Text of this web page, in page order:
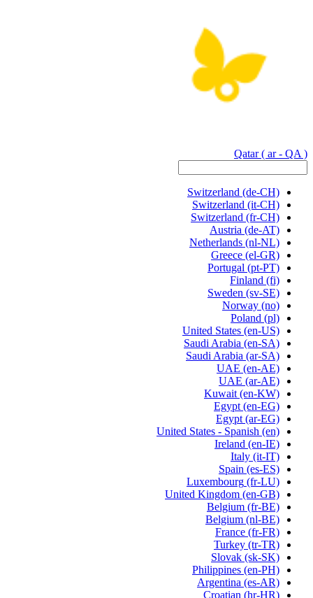
Qatar ( ar - QA )
Switzerland (de-CH)
Switzerland (it-CH)
Switzerland (fr-CH)
Austria (de-AT)
Netherlands (nl-NL)
Greece (el-GR)
Portugal (pt-PT)
Finland (fi)
Sweden (sv-SE)
Norway (no)
Poland (pl)
United States (en-US)
Saudi Arabia (en-SA)
Saudi Arabia (ar-SA)
UAE (en-AE)
UAE (ar-AE)
Kuwait (en-KW)
Egypt (en-EG)
Egypt (ar-EG)
United States - Spanish (en)
Ireland (en-IE)
Italy (it-IT)
Spain (es-ES)
Luxembourg (fr-LU)
United Kingdom (en-GB)
Belgium (fr-BE)
Belgium (nl-BE)
France (fr-FR)
Turkey (tr-TR)
Slovak (sk-SK)
Philippines (en-PH)
Argentina (es-AR)
Croatian (hr-HR)